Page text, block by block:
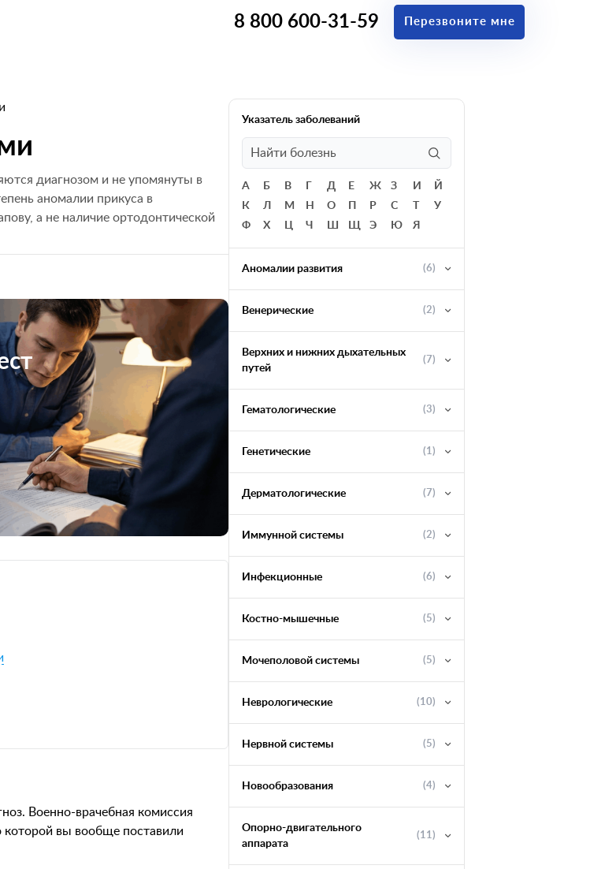
8 800 600-31-59 Перезвоните мне
диагнозом и не упомянуты в
аномалии прикуса в
а не наличие ортодонтической
Военно-врачебная комиссия
которой вы вообще поставили
Указатель заболеваний
А Б В Д Е Ж З И
Й
К
Л М Н О Р С
У
Ф
Х Ц Ч Ш Щ Э Ю Я
Аномалии развития (6)
Венерические (2)
Верхних и нижних дыхательных
путей
(7)
Гематологические (3)
Генетические (1)
Дерматологические (7)
Иммунной системы (2)
Инфекционные (6)
Костно-мышечные (5)
Мочеполовой системы (5)
Неврологические (10)
Нервной системы (5)
Новообразования (4)
Опорно-двигательного
аппарата
(11)